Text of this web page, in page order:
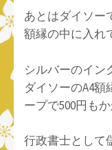
あとはダイソー
額縁の中に入れ
シルバーのイ
ダイソーのA4
ープで500円も
行政書士として